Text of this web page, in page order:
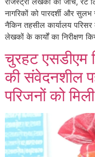
नागरिकों को पारदर्शी और
नैकिन तहसील कार्यालय
लेखकों के कार्यों का निरीक्षण
चुरहट एसडीएम
की संवेदनशील
परिजनों को